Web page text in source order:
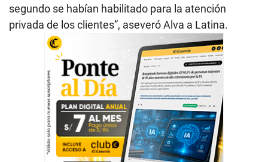
segundo se habían habilitado para la atención
privada de los clientes”, aseveró Alva a Latina.